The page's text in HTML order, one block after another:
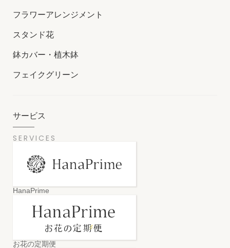
フラワーアレンジメント
スタンド花
鉢カバー・植木鉢
フェイクグリーン
サービス
SERVICES
HanaPrime
お花の定期便